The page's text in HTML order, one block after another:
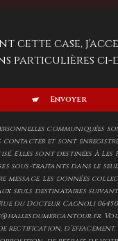
cette case,
particulières ci-
Envoyer
communiquées
contacter et sont
Elles sont destinées à Les
sous-traitants dans le
message. Les données
seuls destinataires
du Docteur Cagnoli
rectification,